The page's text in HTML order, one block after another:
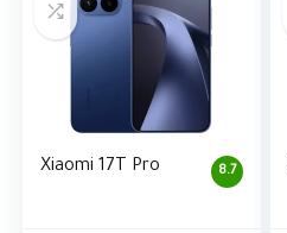
8.7
Xiaomi 17T Pro